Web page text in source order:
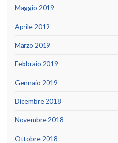
Maggio 2019
Aprile 2019
Marzo 2019
Febbraio 2019
Gennaio 2019
Dicembre 2018
Novembre 2018
Ottobre 2018